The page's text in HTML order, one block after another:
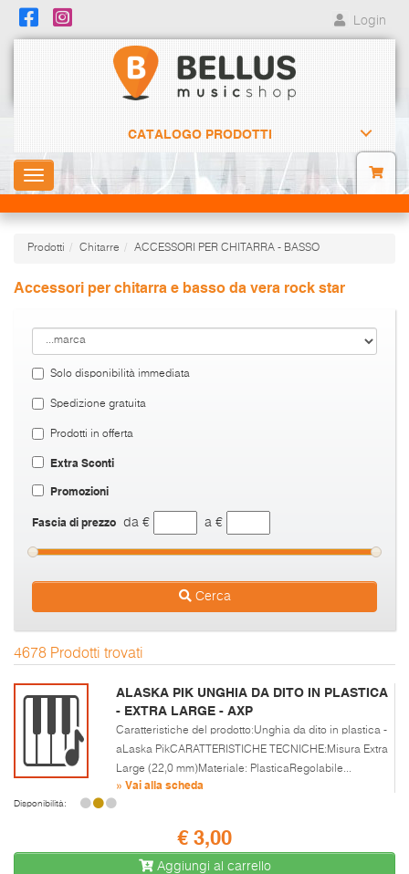
Login
CATALOGO PRODOTTI
Toggle
navigation
Prodotti Chitarre ACCESSORI PER CHITARRA - BASSO
Accessori per chitarra e basso da vera rock star
Solo disponibilità immediata
Spedizione gratuita
Prodotti in offerta
Extra Sconti
Promozioni
Fascia di prezzo da € a €
Cerca
4678 Prodotti trovati
ALASKA PIK UNGHIA DA DITO IN PLASTICA
- EXTRA LARGE - AXP
Caratteristiche del prodotto:Unghia da dito in plastica -
aLaska PikCARATTERISTICHE TECNICHE:Misura Extra
Large (22,0 mm)Materiale: PlasticaRegolabile...
» Vai alla scheda
Disponibilità:
€ 3,00
Aggiungi al carrello